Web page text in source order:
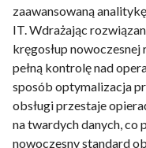
zaawansowaną
IT. Wdrażając
kręgosłup
pełną kontrolę nad
sposób optymalizacja
obsługi przestaje
na twardych danych, co
nowoczesny standard